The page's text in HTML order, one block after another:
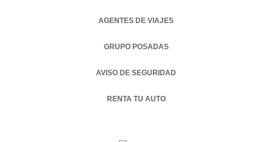
AGENTES DE VIAJES
GRUPO POSADAS
AVISO DE SEGURIDAD
RENTA TU AUTO
OPENS IN A NEW TAB.